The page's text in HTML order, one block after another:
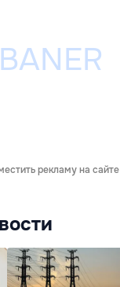
рекламу на сайте